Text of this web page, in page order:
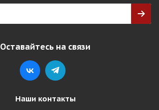
Оставайтесь на связи
Наши контакты